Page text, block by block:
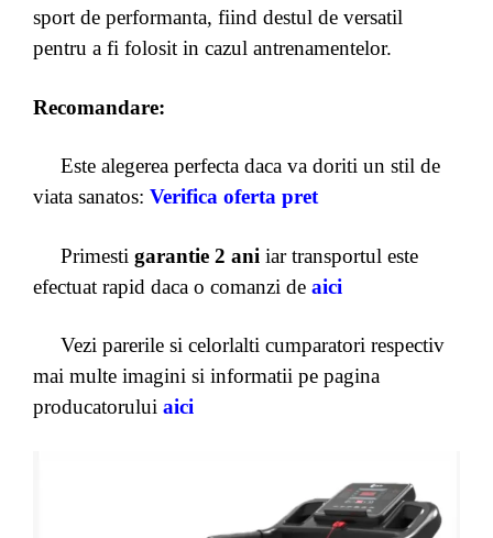
sport de performanta, fiind destul de versatil
pentru a fi folosit in cazul antrenamentelor.
Recomandare:
Este alegerea perfecta daca va doriti un stil de
viata sanatos: Verifica oferta pret
Primesti garantie 2 ani iar transportul este
efectuat rapid daca o comanzi de aici
Vezi parerile si celorlalti cumparatori respectiv
mai multe imagini si informatii pe pagina
producatorului aici